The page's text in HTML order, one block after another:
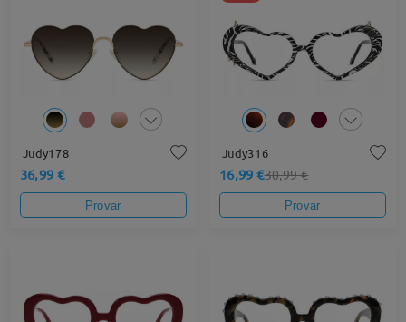
Judy178
36,99 €
Provar
Judy316
16,99 €30,99 €
Provar